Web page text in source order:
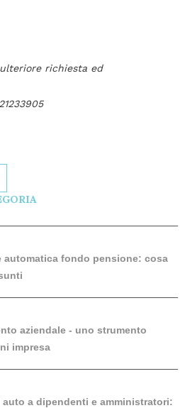
richiesta ed
automatica fondo pensione: cosa
aziendale - uno strumento
impresa
a dipendenti e amministratori: